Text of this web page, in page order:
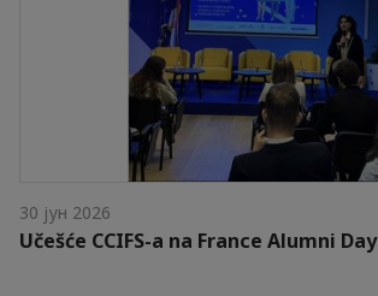
30 јун 2026
Učešće CCIFS-a na France Alumni Day